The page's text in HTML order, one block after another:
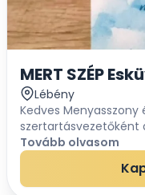
MERT SZÉP
Lébény
Kedves Menyasszony
szertartásvezetőként
Ifjú Pár Nagy Napját
varázsolhassam.
Tovább olvasom